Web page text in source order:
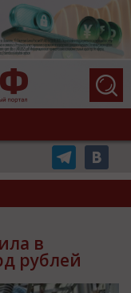
в
рублей